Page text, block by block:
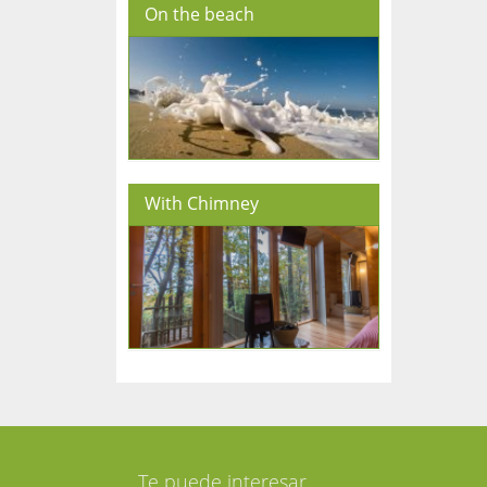
On the beach
With Chimney
Te puede interesar